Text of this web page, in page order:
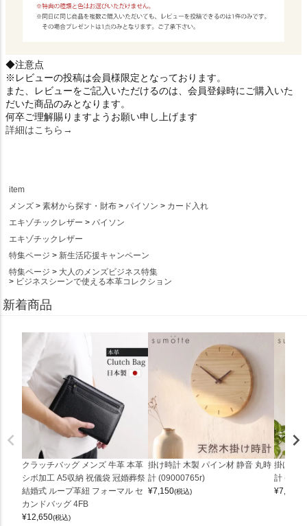
◆注意点
※レビューの投稿は会員様限定となっております。
また、レビューをご記入いただけるのは、会員登録時にご購入いた
だいた商品のみとなります。
何卒ご理解賜りますようお願い申し上げます
詳細はこちら→
item
メンズ
素材から探す・財布 パイソン
カード入れ
エキゾチックレザー
パイソン
エキゾチックレザー
特集ページ
新生活応援キャンペーン
特集ページ
大人のメンズビジネス特集
ビジネスシーンで使える本革コレクション
新着商品
クラッチバッグ メンズ 牛革 本革
シボ加工 A5収納 祝儀袋 冠婚葬祭
結婚式 ループ革紐 フォーマル セ
カンドバッグ 4FB
¥12,650(税込)
掛け時計 木製 パイン材 静音 丸時
計 (09000765r)
¥7,150(税込)
掛け時
計
¥7,150